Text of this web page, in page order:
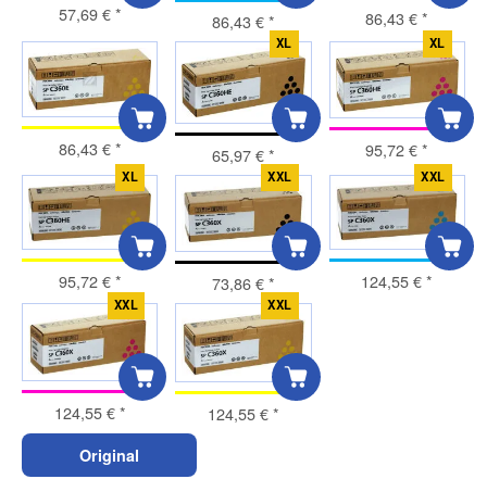
57,69 €* 86,43 €* 86,43 €*
86,43 €*
XL
65,97 €*
XL
95,72 €*
XL
95,72 €*
XXL
73,86 €*
XXL
124,55 €*
XXL
124,55 €*
XXL
124,55 €*
Original